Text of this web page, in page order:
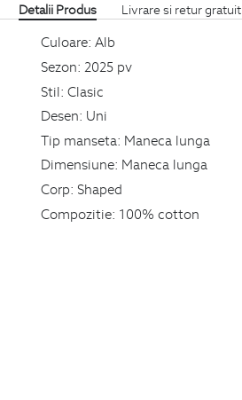
Detalii Produs Livrare si retur gratuit
Culoare: Alb
Sezon: 2025 pv
Stil: Clasic
Desen: Uni
Tip manseta: Maneca lunga
Dimensiune: Maneca lunga
Corp: Shaped
Compozitie: 100% cotton